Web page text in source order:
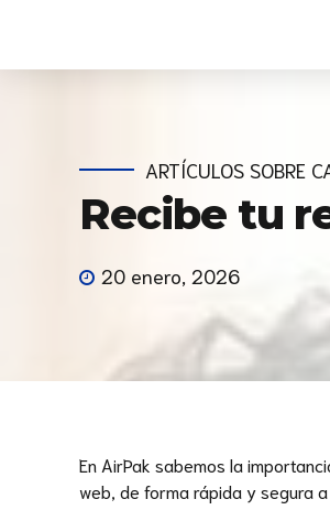
ARTÍCULOS SOBRE
Recibe tu
20 enero, 2026
En AirPak sabemos la
web, de forma rápida y segura